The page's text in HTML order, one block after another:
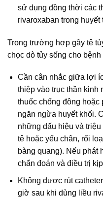
sử dụng đồng thời các
rivaroxaban trong huyết
Trong trường hợp gây tê
chọc dò tủy sống cho bệnh
Cần cân nhắc giữa lợi
thiệp vào trục thần kinh
thuốc chống đông hoặc
ngăn ngừa huyết khối.
những dấu hiệu và
tê hoặc yếu chân, rối
bàng quang). Nếu phát
chẩn đoán và điều trị
Không được rút
giờ sau khi dùng liều